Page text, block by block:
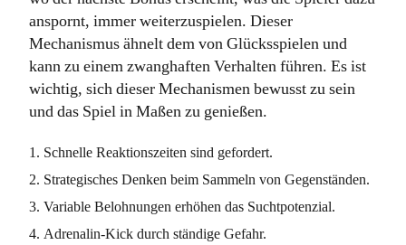
anspornt, immer weiterzuspielen. Dieser
Mechanismus ähnelt dem von Glücksspielen und
kann zu einem zwanghaften Verhalten führen. Es ist
wichtig, sich dieser Mechanismen bewusst zu sein
und das Spiel in Maßen zu genießen.
Schnelle Reaktionszeiten sind gefordert.
Strategisches Denken beim Sammeln von Gegenständen.
Variable Belohnungen erhöhen das Suchtpotenzial.
Adrenalin-Kick durch ständige Gefahr.